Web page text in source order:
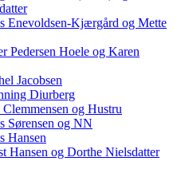
Enevoldsen-Kjærgård og Mette
Pedersen Hoele og Karen
Jacobsen
Diurberg
Clemmensen og Hustru
Sørensen og NN
Hansen
Hansen og Dorthe Nielsdatter